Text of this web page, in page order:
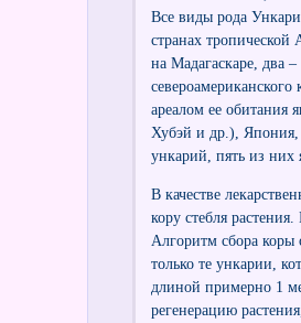
Все виды рода
странах
на Мадагаскаре,
ареалом ее
Хубэй и др.), Япония,
ункарий, пять из
В качестве
кору стебля
Алгоритм сбора коры
только те ункарии,
длиной примерно 1
регенерацию